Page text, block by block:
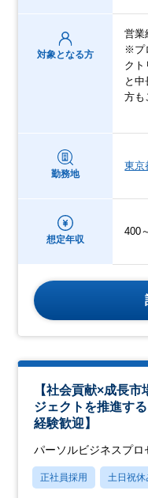
対象となる方
営業
※プ
クト
と
方も
勤務地
東京
想定年収
400
【社会貢献×成長
ジェクトを推進す
経験歓迎】
パーソルビジネスプ
正社員採用 土日祝休